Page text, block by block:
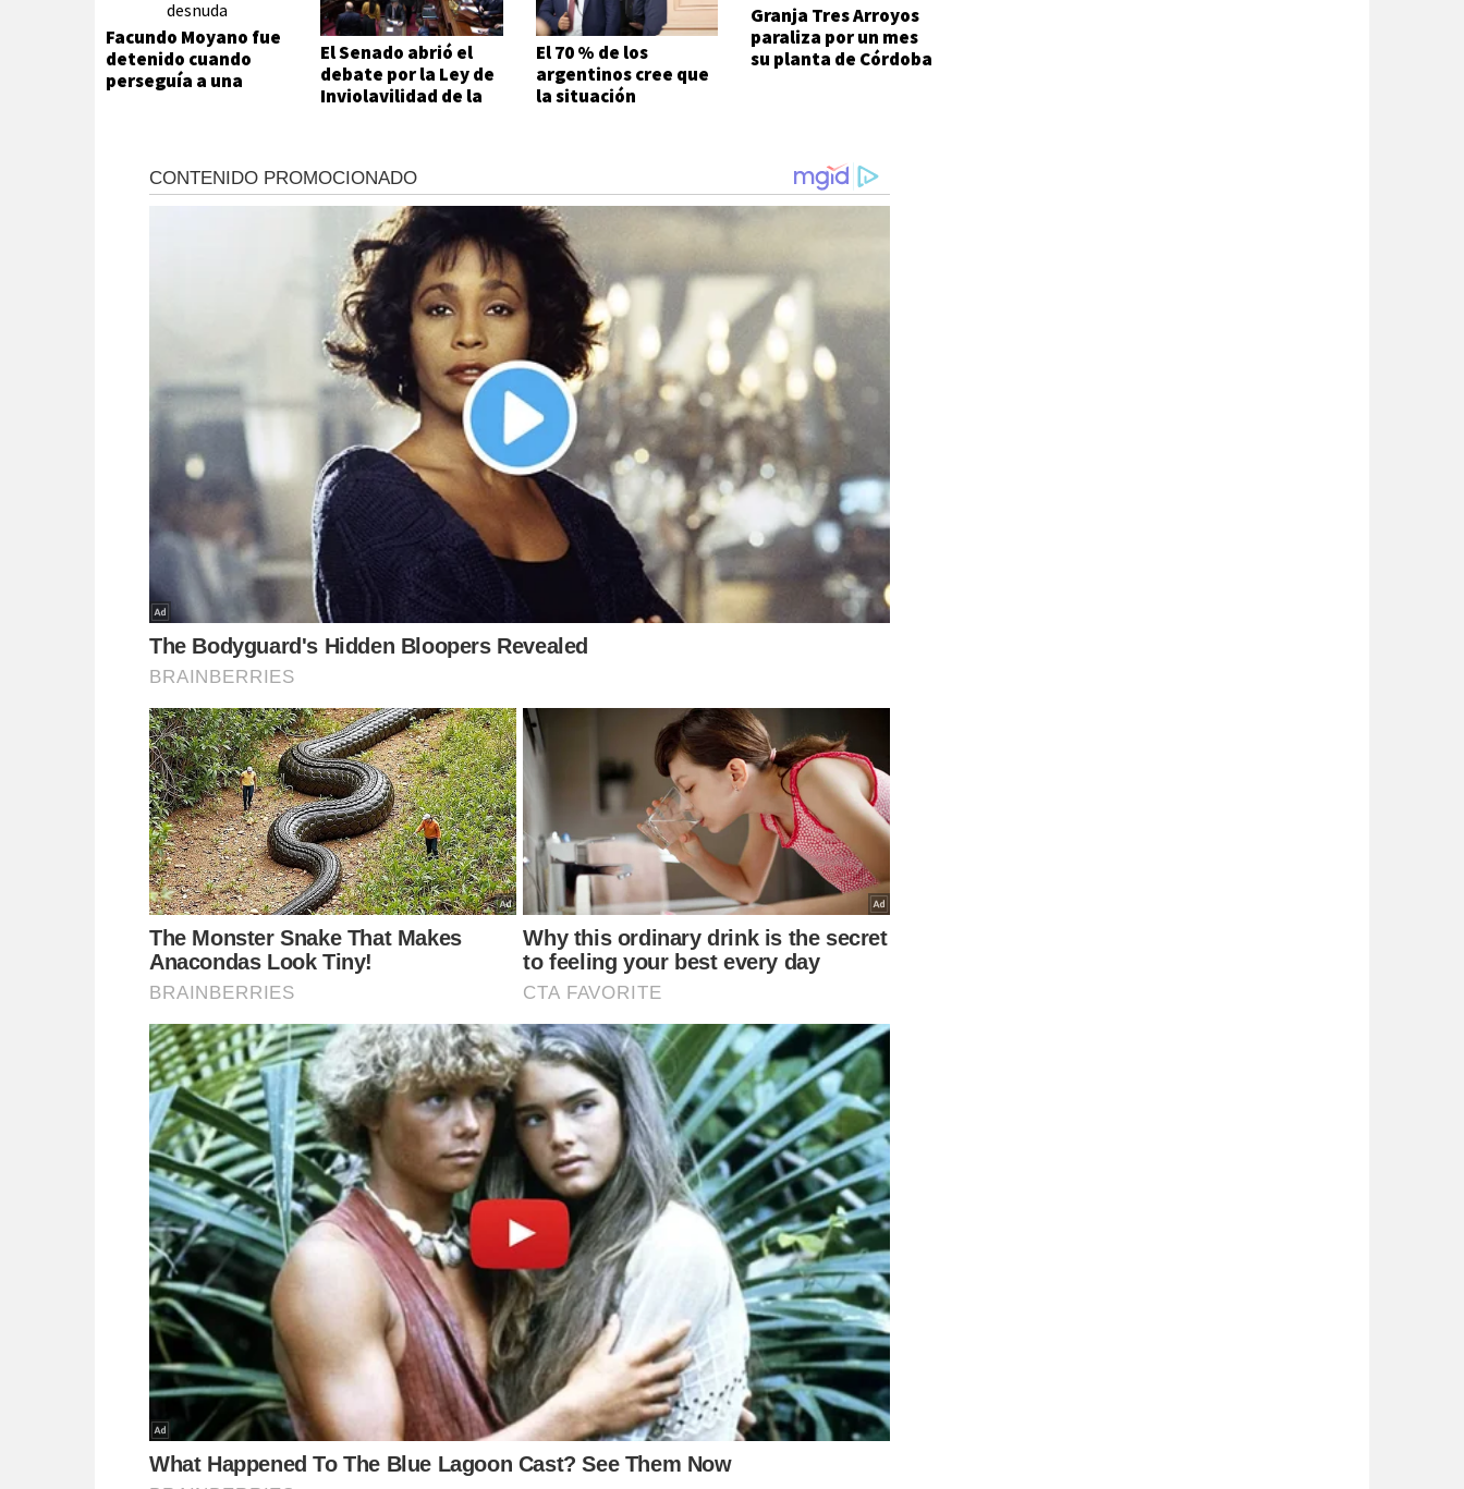
Facundo Moyano fue
detenido cuando
perseguía a una
El Senado abrió el
debate por la Ley de
Inviolavilidad de la
El 70 % de los
argentinos cree que
la situación
Granja Tres Arroyos
paraliza por un mes
su planta de Córdoba